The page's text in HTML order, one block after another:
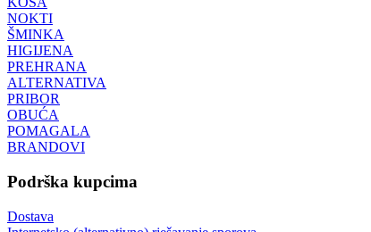
NOKTI
ŠMINKA
HIGIJENA
PREHRANA
ALTERNATIVA
PRIBOR
OBUĆA
POMAGALA
BRANDOVI
Podrška kupcima
Dostava